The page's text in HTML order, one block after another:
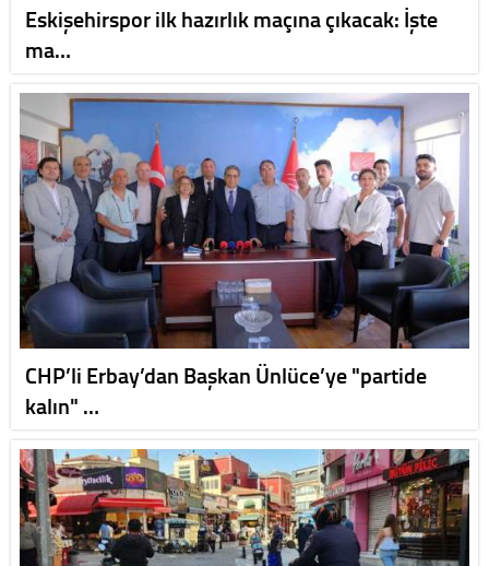
Eskişehirspor ilk hazırlık maçına çıkacak: İşte
ma…
CHP’li Erbay’dan Başkan Ünlüce’ye "partide
kalın" …